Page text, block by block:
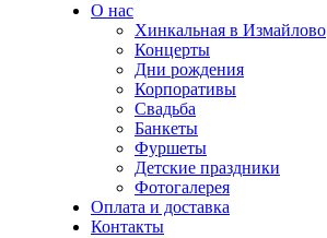
О нас
Хинкальная в Измайлово
Концерты
Дни рождения
Корпоративы
Свадьба
Банкеты
Фуршеты
Детские праздники
Фотогалерея
Оплата и доставка
Контакты